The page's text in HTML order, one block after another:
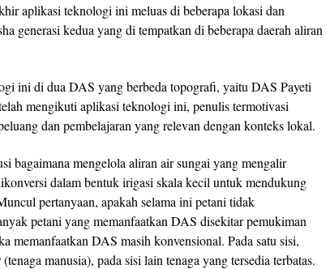
aplikasi teknologi ini meluas di beberapa lokasi dan
generasi kedua yang di tempatkan di beberapa daerah aliran
ini di dua DAS yang berbeda topografi, yaitu DAS Payeti
mengikuti aplikasi teknologi ini, penulis termotivasi
dan pembelajaran yang relevan dengan konteks lokal.
bagaimana mengelola aliran air sungai yang mengalir
dalam bentuk irigasi skala kecil untuk mendukung
pertanyaan, apakah selama ini petani tidak
petani yang memanfaatkan DAS disekitar pemukiman
memanfaatkan DAS masih konvensional. Pada satu sisi,
manusia), pada sisi lain tenaga yang tersedia terbatas.